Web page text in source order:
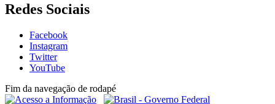
Redes Sociais
Facebook
Instagram
Twitter
YouTube
Fim da navegação de rodapé